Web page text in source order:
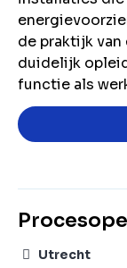
de praktijk
duidelijk
functie als
Utrecht